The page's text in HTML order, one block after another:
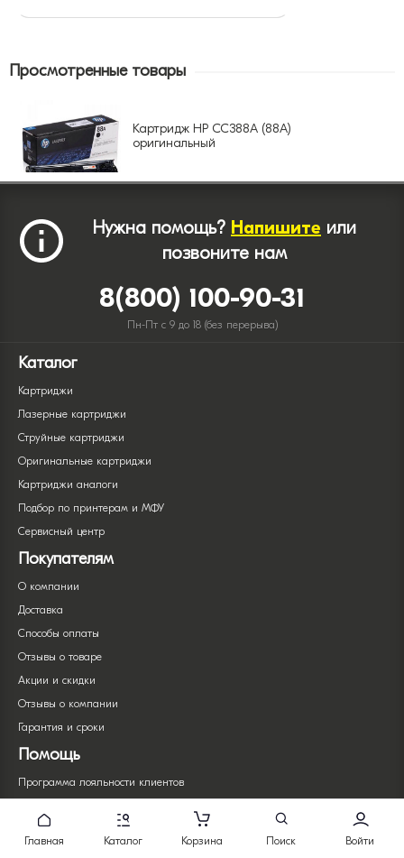
Просмотренные товары
Картридж HP CC388A (88A)
оригинальный
Нужна помощь? Напишите или
позвоните нам
8(800) 100-90-31
Пн-Пт с 9 до 18 (без перерыва)
Каталог
Картриджи
Лазерные картриджи
Струйные картриджи
Оригинальные картриджи
Картриджи аналоги
Подбор по принтерам и МФУ
Сервисный центр
Покупателям
О компании
Доставка
Способы оплаты
Отзывы о товаре
Акции и скидки
Отзывы о компании
Гарантия и сроки
Помощь
Программа лояльности клиентов
Политика безопасности
Главная Каталог Корзина Поиск Войти